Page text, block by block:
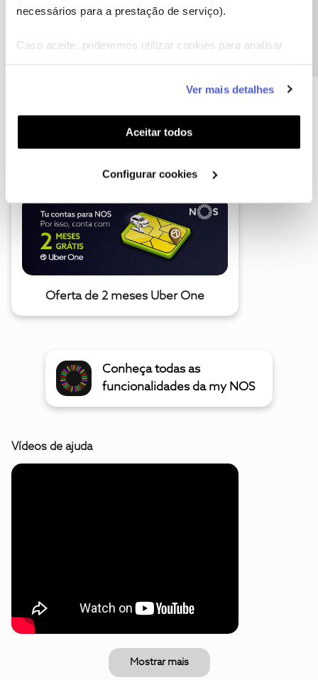
necessários para a prestação de serviço).
Caso aceite, poderemos utilizar cookies para analisar
funcionalidades (cookies de personalização e
funcionalidade) e adaptar anúncios aos seus interesses
(cookies de publicidade personalizada). Pode gerir a
utilização dos cookies clicando em "Configurar
Ver mais detalhes
Aceitar todos
Configurar cookies
A poupança que COMBINA
Oferta de 2 meses Uber One
Conheça todas as
funcionalidades da my NOS
Vídeos de ajuda
Mostrar mais